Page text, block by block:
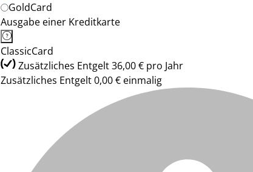
GoldCard
Ausgabe einer Kreditkarte
ClassicCard
Zusätzliches Entgelt 36,00 € pro Jahr
Zusätzliches Entgelt 0,00 € einmalig